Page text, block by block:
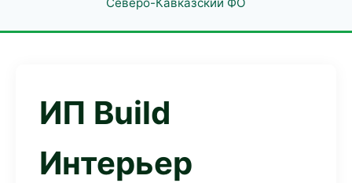
ИП Build
Интерьер